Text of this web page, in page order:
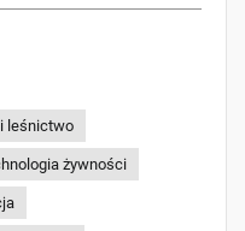
leśnictwo
żywności